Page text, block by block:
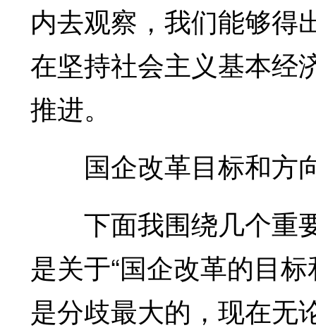
内去观察，我们能够得
在坚持社会主义基本经
推进。
国企改革目标和方
下面我围绕几个重
是关于“国企改革的目
是分歧最大的，现在无